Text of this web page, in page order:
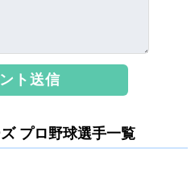
プロ野球選手一覧